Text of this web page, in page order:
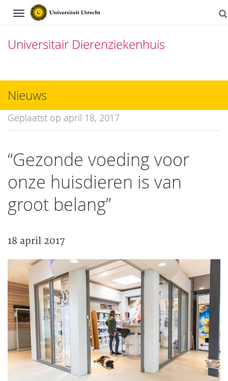
Navigation
Universitair Dierenziekenhuis
naar
inhoud
Nieuws
Geplaatst op april 18, 2017
“Gezonde voeding voor
onze huisdieren is van
groot belang”
18 april 2017